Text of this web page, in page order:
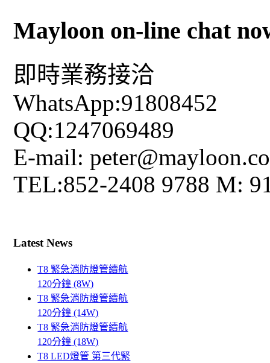
Mayloon on-line chat
即時業務接洽
WhatsApp:91808452
QQ:1247069489
E-mail:
TEL:852-2408 9788 M:
Latest News
T8 緊急消防燈管續航
120分鐘 (8W)
T8 緊急消防燈管續航
120分鐘 (14W)
T8 緊急消防燈管續航
120分鐘 (18W)
T8 LED燈管 第三代緊